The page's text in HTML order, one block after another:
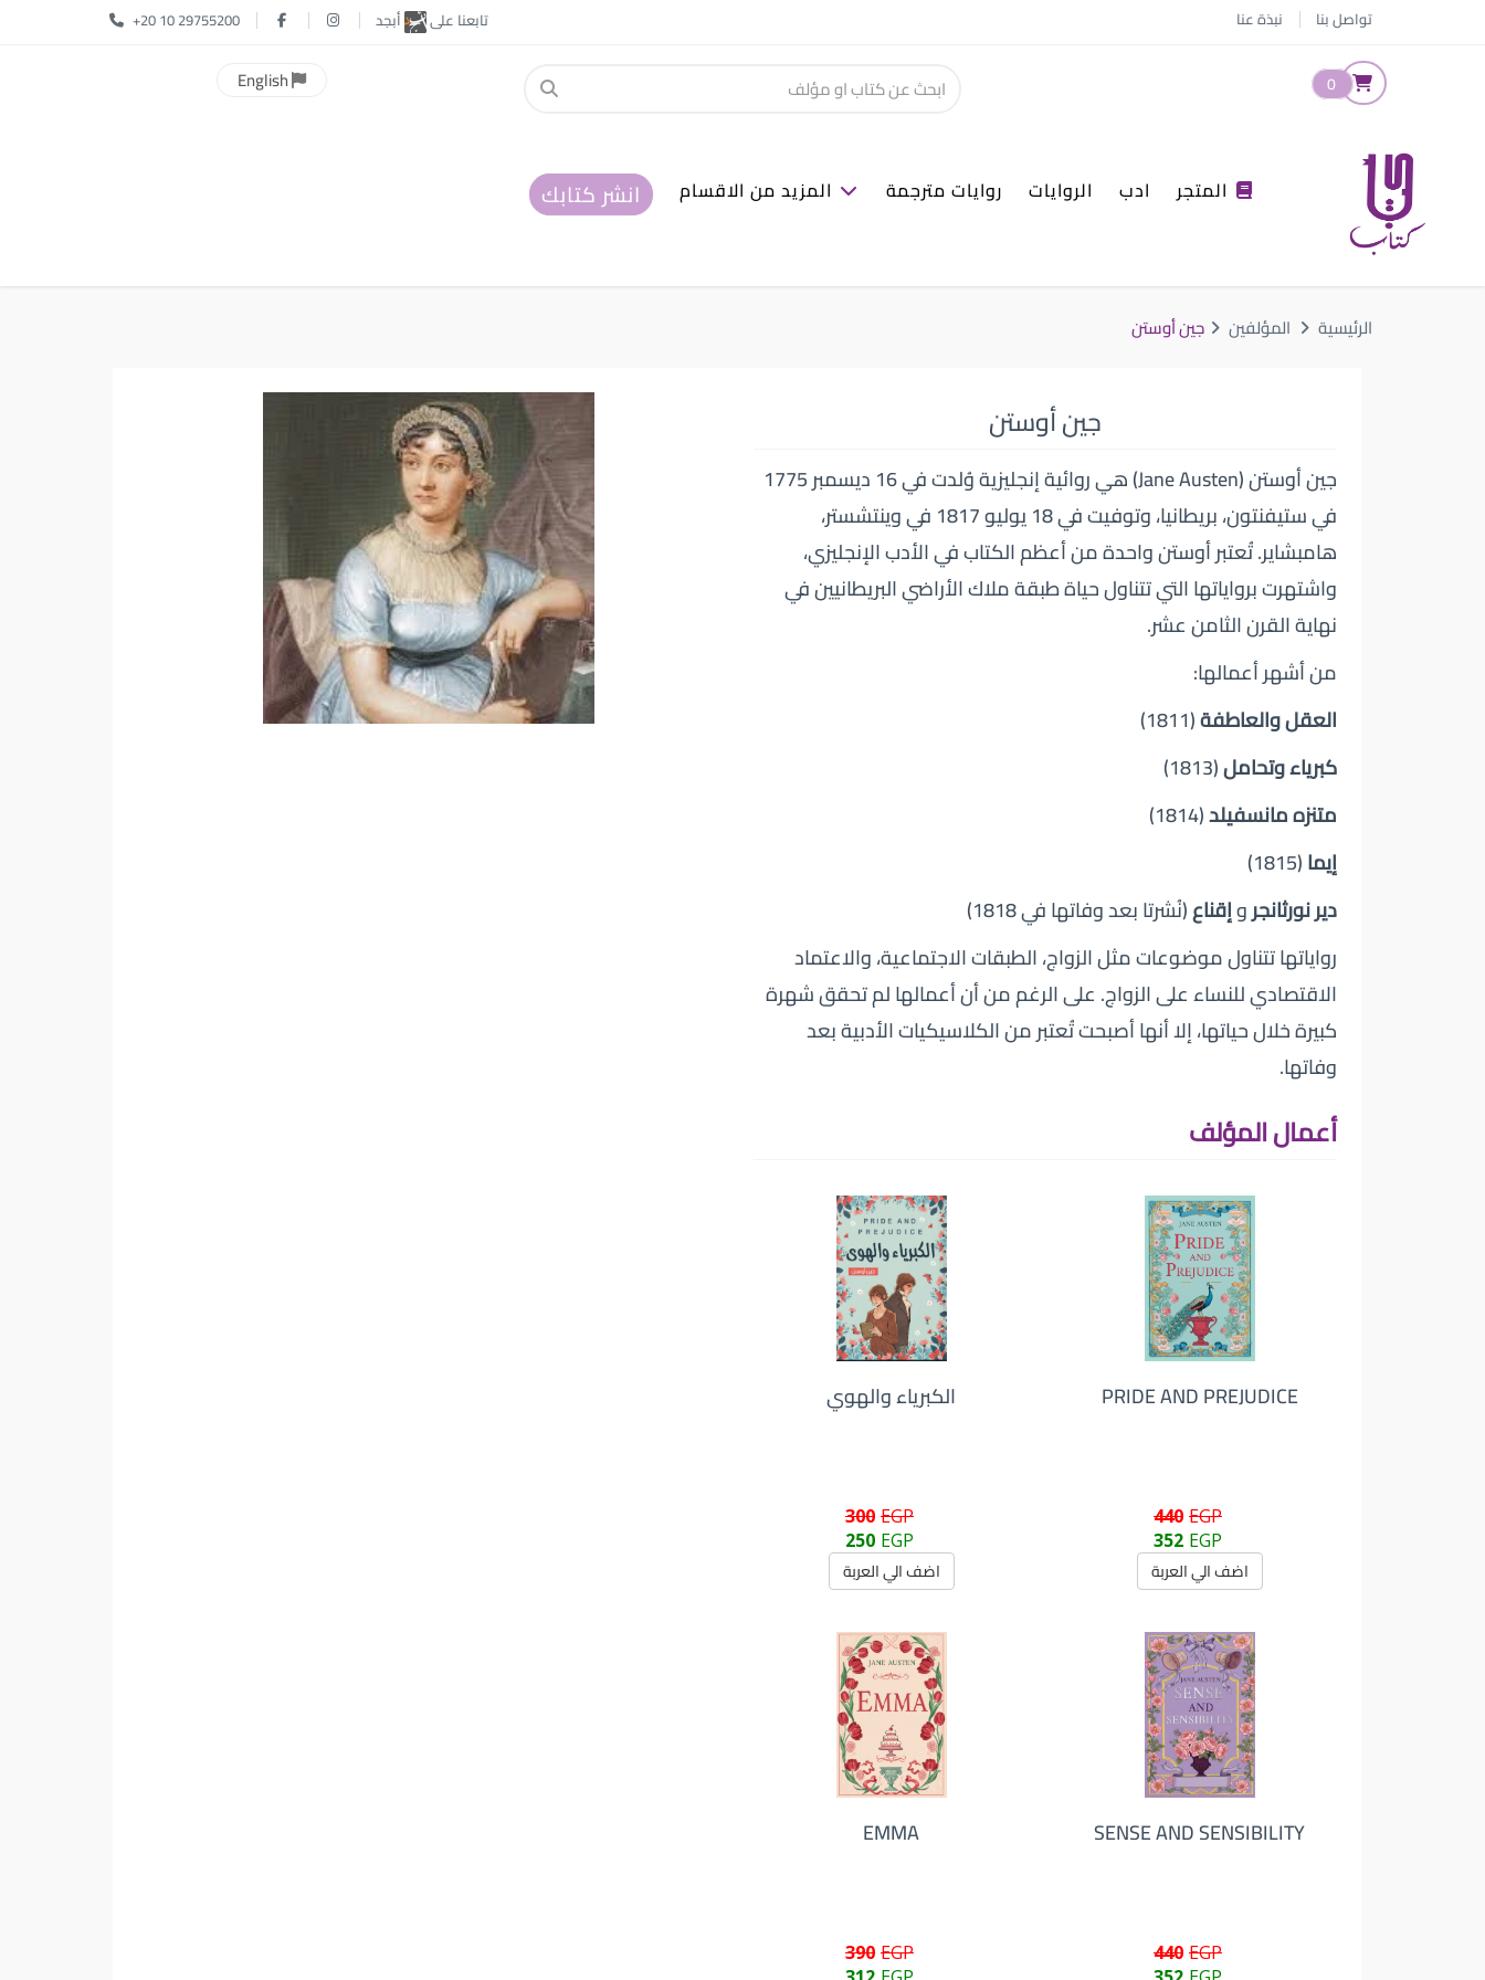
+20 10 29755200 تابعنا على أبجد نبذة عنا تواصل بنا
English 0
ادب الروايات روايات مترجمة انشر كتابك
الرئيسية المؤلفين جين أوستن
جين أوستن
جين أوستن (Jane Austen) هي روائية إنجليزية وُلدت في 16 ديسمبر 1775
في ستيفنتون، بريطانيا، وتوفيت في 18 يوليو 1817 في وينتشستر،
هامبشاير. تُعتبر أوستن واحدة من أعظم الكتاب في الأدب الإنجليزي،
واشتهرت برواياتها التي تتناول حياة طبقة ملاك الأراضي البريطانيين في
نهاية القرن الثامن عشر.
من أشهر أعمالها:
العقل والعاطفة(1811)
كبرياء وتحامل(1813)
متنزه مانسفيلد(1814)
إيما(1815)
دير نورثانجروإقناع(نُشرتا بعد وفاتها في 1818)
رواياتها تتناول موضوعات مثل الزواج، الطبقات الاجتماعية، والاعتماد
الاقتصادي للنساء على الزواج. على الرغم من أن أعمالها لم تحقق شهرة
كبيرة خلال حياتها، إلا أنها أصبحت تُعتبر من الكلاسيكيات الأدبية بعد
وفاتها.
أعمال المؤلف
الكبرياء والهوي
EGP
300
EGP
250
اضف الي العربة
PRIDE AND PREJUDICE
EGP
440
EGP
352
اضف الي العربة
EMMA
EGP
390
SENSE AND SENSIBILITY
EGP
440